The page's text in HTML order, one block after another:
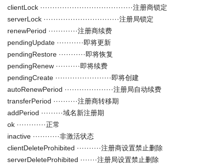
clientLock ······································注册商锁定
serverLock ·······························注册局锁定
renewPeriod ············注册商续费
pendingUpdate ···········即将更新
pendingRestore ···········即将恢复
pendingRenew ··········即将续费
pendingCreate ·······················即将创建
autoRenewPeriod ····················注册局自动续费
transferPeriod ··········注册商转移期
addPeriod ·········域名新注册期
ok ············正常
inactive ···········非激活状态
clientDeleteProhibited ··········注册商设置禁止删除
serverDeleteProhibited ·······注册局设置禁止删除